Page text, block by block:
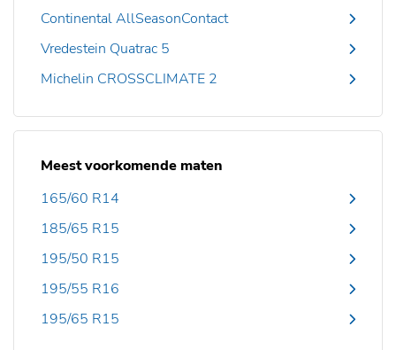
Continental AllSeasonContact
Vredestein Quatrac 5
Michelin CROSSCLIMATE 2
Meest voorkomende maten
165/60 R14
185/65 R15
195/50 R15
195/55 R16
195/65 R15